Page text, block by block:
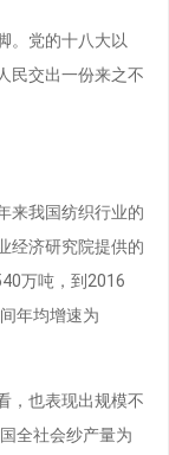
党的十八大以
民交出一份来之不
我国纺织行业的
经济研究院提供的
万吨，到2016
年均增速为
也表现出规模不
全社会纱产量为